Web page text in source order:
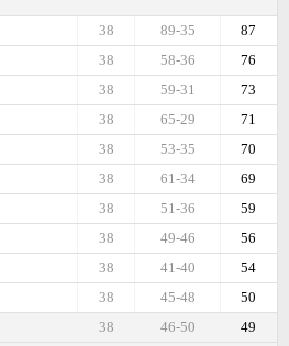
87
89-35
38
76
58-36
38
73
59-31
38
71
65-29
38
70
53-35
38
69
61-34
38
59
51-36
38
56
49-46
38
54
41-40
38
50
45-48
38
49
46-50
38